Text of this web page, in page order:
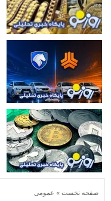
صفحه نخست » عمومی